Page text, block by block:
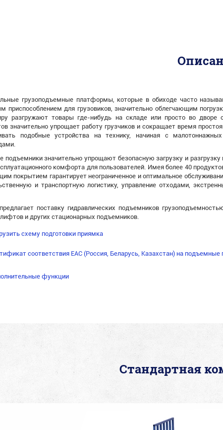
грузоподъемные платформы, которые в обиходе часто
приспособлением для грузовиков, значительно облегчающим
разгружают товары где-нибудь на складе или просто во дворе
значительно упрощает работу грузчиков и сокращает время
подобные устройства на технику, начиная с
подъемники значительно упрощают безопасную загрузку и
комфорта для пользователей. Имея более 40
покрытием гарантирует неограниченное и оптимальное
и транспортную логистику, управление отходами,
предлагает поставку гидравлических подъемников
и других стационарных подъемников.
схему подготовки приямка
соответствия ЕАС (Россия, Беларусь, Казахстан) на
функции
Стандартная